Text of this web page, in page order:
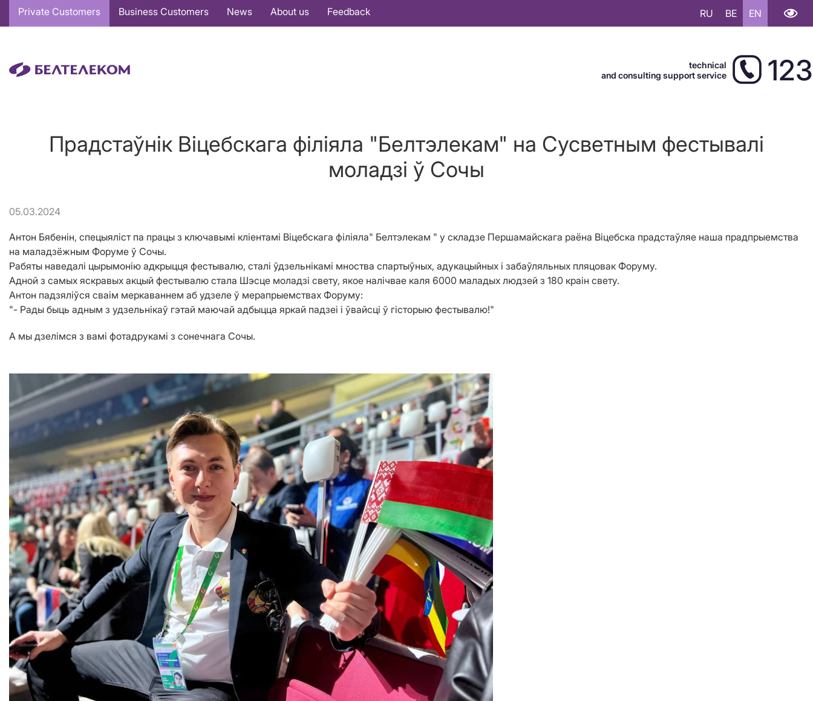
Основная
навигация
Private Customers Business Customers News About us Feedback RU BE EN
technical
and consulting support service
123
Прадстаўнік Віцебскага філіяла "Белтэлекам" на Сусветным фестывалі
моладзі ў Сочы
05.03.2024
Антон Бябенін, спецыяліст па працы з ключавымі кліентамі Віцебскага філіяла" Белтэлекам " у складзе Першамайскага раёна Віцебска прадстаўляе наша прадпрыемства
на маладзёжным Форуме ў Сочы.
Рабяты наведалі цырымонію адкрыцця фестывалю, сталі ўдзельнікамі мноства спартыўных, адукацыйных і забаўляльных пляцовак Форуму.
Адной з самых яскравых акцый фестывалю стала Шэсце моладзі свету, якое налічвае каля 6000 маладых людзей з 180 краін свету.
Антон падзяліўся сваім меркаваннем аб удзеле ў мерапрыемствах Форуму:
"- Рады быць адным з удзельнікаў гэтай маючай адбыцца яркай падзеі і ўвайсці ў гісторыю фестывалю!"
А мы дзелімся з вамі фотадрукамі з сонечнага Сочы.